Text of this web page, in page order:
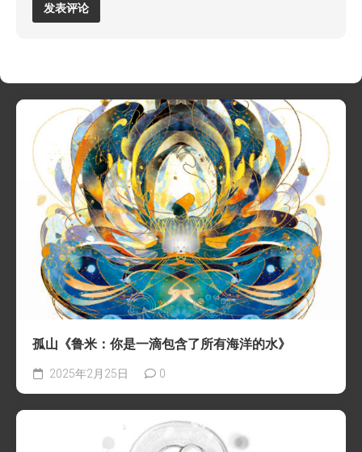
孤山《鲁米：你是一滴包含了所有海洋的水》
2025年2月25日 0